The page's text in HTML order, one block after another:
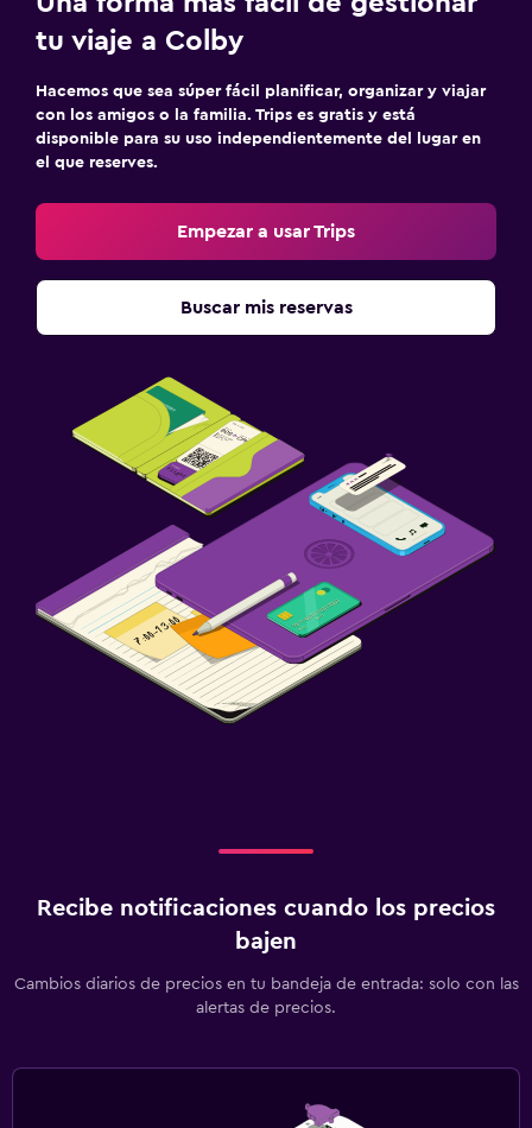
Estacionamiento y transporte
Estacionamiento gratuito
Actividades
Ideal para familias
Cuna/cama nido disponibles
tu viaje a Colby
Hacemos que sea súper fácil planificar, organizar y viajar
con los amigos o la familia. Trips es gratis y está
disponible para su uso independientemente del lugar en
el que reserves.
Empezar a usar Trips
Buscar mis reservas
Recibe notificaciones cuando los precios
bajen
Cambios diarios de precios en tu bandeja de entrada: solo con las
alertas de precios.